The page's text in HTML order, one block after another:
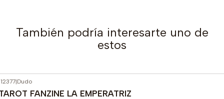
También podría interesarte uno de
estos
|Dudo
FANZINE LA EMPERATRIZ